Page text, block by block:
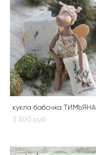
кукла бабочка ТИМЬЯНА
3 500 pуб.